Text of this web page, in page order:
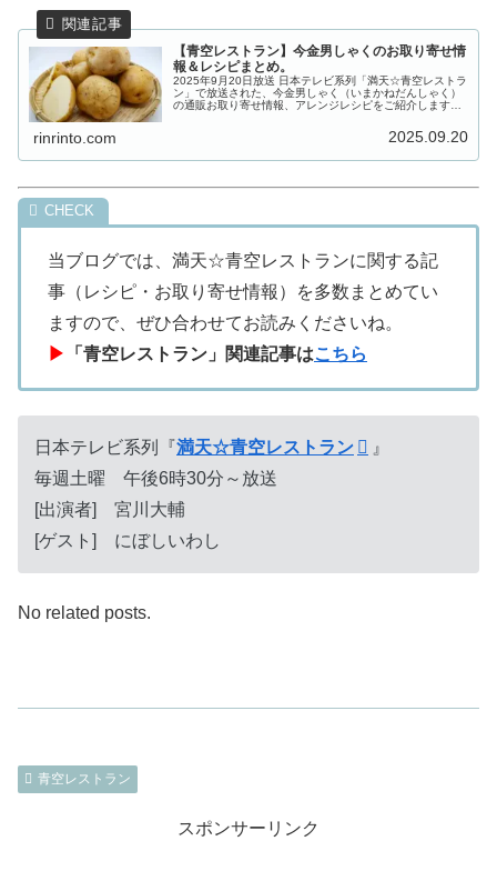
【青空レストラン】今金男しゃくのお取り寄せ情
報＆レシピまとめ。
2025年9月20日放送 日本テレビ系列「満天☆青空レストラ
ン」で放送された、今金男しゃく（いまかねだんしゃく）
の通販お取り寄せ情報、アレンジレシピをご紹介します。
rinrinto.com 2025.09.20
当ブログでは、満天☆青空レストランに関する記
事（レシピ・お取り寄せ情報）を多数まとめてい
ますので、ぜひ合わせてお読みくださいね。
▶
「青空レストラン」関連記事はこちら
日本テレビ系列『満天☆青空レストラン
』
毎週土曜 午後6時30分～放送
[出演者] 宮川大輔
[ゲスト] にぼしいわし
No related posts.
青空レストラン
スポンサーリンク